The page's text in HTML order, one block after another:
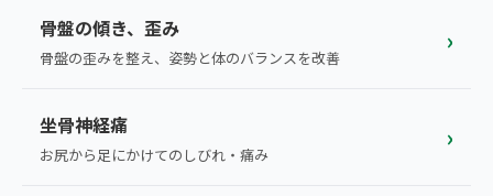
→ エリア一覧（全11エリア）
骨盤の傾き、歪み
骨盤の歪みを整え、姿勢と体のバランスを改善
›
坐骨神経痛
お尻から足にかけてのしびれ・痛み
›